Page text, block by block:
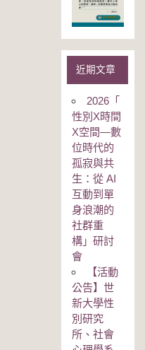
近期文章
2026「
性別Χ時間
Χ空間—數
位時代的
孤寂與共
生：從 AI
互動到單
身浪潮的
社群重
構」研討
會
【活動
公告】世
新大學性
別研究
所、社會